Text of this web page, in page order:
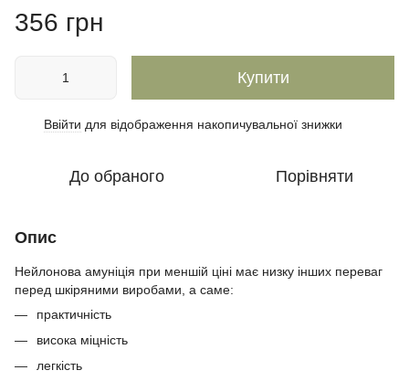
356 грн
Купити
Ввійти для відображення накопичувальної знижки
До обраного Порівняти
Опис
Нейлонова амуніція при меншій ціні має низку інших переваг
перед шкіряними виробами, а саме:
практичність
висока міцність
легкість